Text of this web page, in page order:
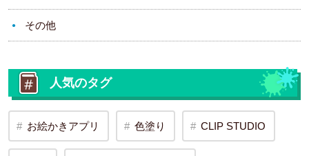
その他
人気のタグ
お絵かきアプリ 色塗り CLIP STUDIO